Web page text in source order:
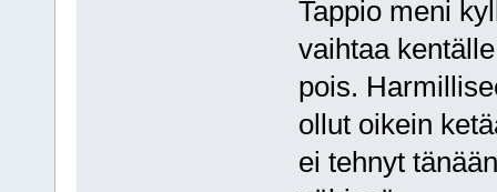
Tappio meni
vaihtaa
pois.
ollut oikein
ei tehnyt